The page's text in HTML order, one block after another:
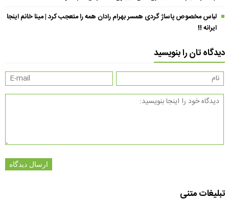
لباس مخصوص پاساژ گردی همسر بهرام رادان همه را متعجب کرد | مینا خانم اینجا
ایرانه !!
دیدگاه تان را بنویسید
ارسال دیدگاه
تبلیغات متنی